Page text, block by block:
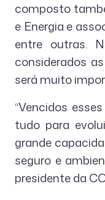
composto
e Energia e
entre outras.
considerados
será muito
“Vencidos
tudo para
grande
seguro e
presidente da